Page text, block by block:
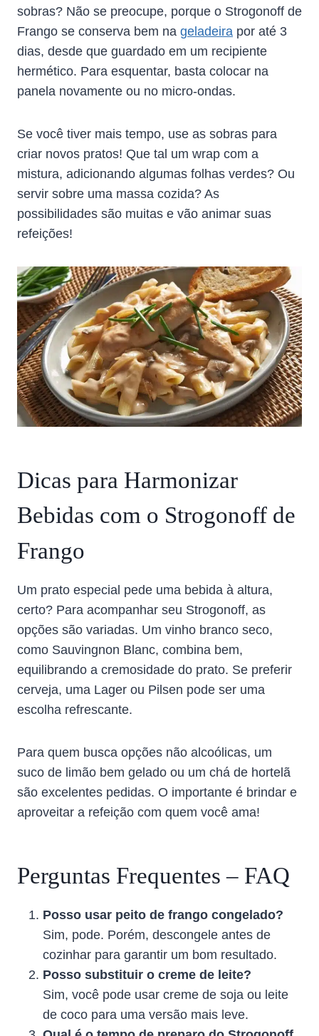
sobras? Não se preocupe, porque o Strogonoff de
Frango se conserva bem na geladeira por até 3
dias, desde que guardado em um recipiente
hermético. Para esquentar, basta colocar na
panela novamente ou no micro-ondas.
Se você tiver mais tempo, use as sobras para
criar novos pratos! Que tal um wrap com a
mistura, adicionando algumas folhas verdes? Ou
servir sobre uma massa cozida? As
possibilidades são muitas e vão animar suas
refeições!
Dicas para Harmonizar
Bebidas com o Strogonoff de
Frango
Um prato especial pede uma bebida à altura,
certo? Para acompanhar seu Strogonoff, as
opções são variadas. Um vinho branco seco,
como Sauvingnon Blanc, combina bem,
equilibrando a cremosidade do prato. Se preferir
cerveja, uma Lager ou Pilsen pode ser uma
escolha refrescante.
Para quem busca opções não alcoólicas, um
suco de limão bem gelado ou um chá de hortelã
são excelentes pedidas. O importante é brindar e
aproveitar a refeição com quem você ama!
Perguntas Frequentes – FAQ
Posso usar peito de frango congelado?
Sim, pode. Porém, descongele antes de
cozinhar para garantir um bom resultado.
Posso substituir o creme de leite?
Sim, você pode usar creme de soja ou leite
de coco para uma versão mais leve.